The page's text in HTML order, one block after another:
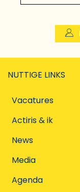
NUTTIGE LINKS
Vacatures
Actiris & ik
News
Media
Agenda